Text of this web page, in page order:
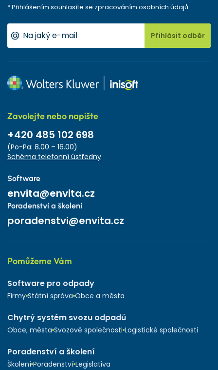
* Přihlášením souhlasíte se zpracováním osobních údajů.
Přihlásit odběr
Zavolejte nebo napište
+420 485 102 698
(Po-Pa: 8.00 – 16.00)
Schéma telefonní ústředny
Software
envita@envita.cz
Poradenství a školení
poradenstvi@envita.cz
Pomůžeme Vám
Software pro odpady
Firmy Státní správa Obce a města
Chytrý systém svozu odpadů
Obce, města Svozové společnosti Logistické společnosti
Poradenství a školení
Školení Poradenství Legislativa